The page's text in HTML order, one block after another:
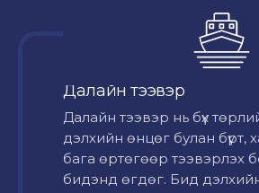
Далайн тээвэр
Далайн тээвэр нь бүх
дэлхийн өнцөг булан бүрт,
бага өртөгөөр тээвэрлэх
бидэнд өгдөг. Бид дэлхийн